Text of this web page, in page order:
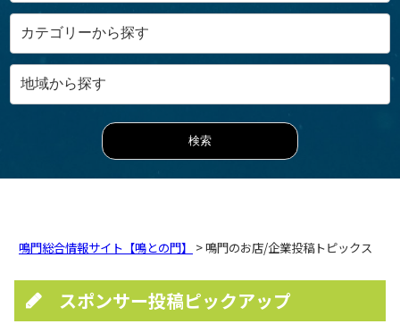
鳴門総合情報サイト【鳴との門】 > 鳴門のお店/企業投稿トピックス
スポンサー投稿ピックアップ